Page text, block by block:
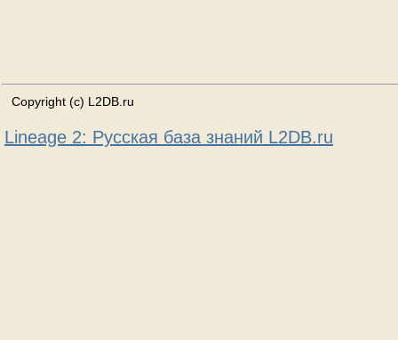
Copyright (c) L2DB.ru
Lineage 2: Русская база знаний L2DB.ru